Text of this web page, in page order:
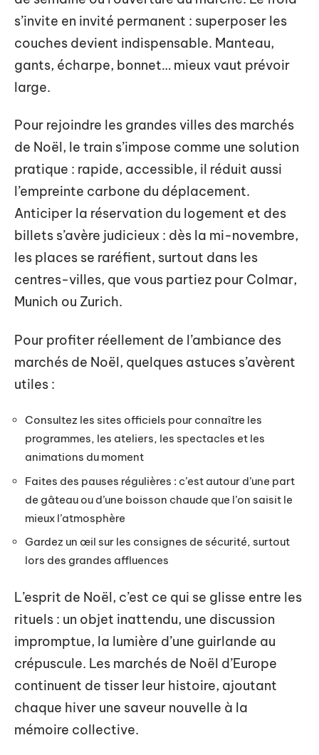
s’invite en invité permanent : superposer les
couches devient indispensable. Manteau,
gants, écharpe, bonnet… mieux vaut prévoir
large.
Pour rejoindre les grandes villes des marchés
de Noël, le train s’impose comme une solution
pratique : rapide, accessible, il réduit aussi
l’empreinte carbone du déplacement.
Anticiper la réservation du logement et des
billets s’avère judicieux : dès la mi-novembre,
les places se raréfient, surtout dans les
centres-villes, que vous partiez pour Colmar,
Munich ou Zurich.
Pour profiter réellement de l’ambiance des
marchés de Noël, quelques astuces s’avèrent
utiles :
Consultez les sites officiels pour connaître les
programmes, les ateliers, les spectacles et les
animations du moment
Faites des pauses régulières : c’est autour d’une part
de gâteau ou d’une boisson chaude que l’on saisit le
mieux l’atmosphère
Gardez un œil sur les consignes de sécurité, surtout
lors des grandes affluences
L’esprit de Noël, c’est ce qui se glisse entre les
rituels : un objet inattendu, une discussion
impromptue, la lumière d’une guirlande au
crépuscule. Les marchés de Noël d’Europe
continuent de tisser leur histoire, ajoutant
chaque hiver une saveur nouvelle à la
mémoire collective.